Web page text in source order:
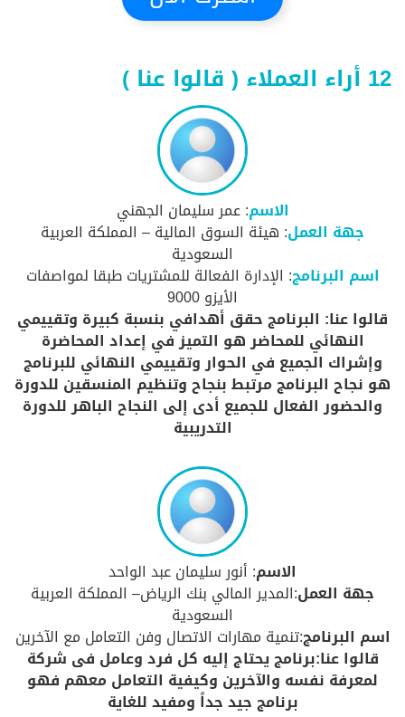
12 أراء العملاء ( قالوا عنا )
الاسم: عمر سليمان الجهني
جهة العمل: هيئة السوق المالية – المملكة العربية
السعودية
اسم البرنامج: الإدارة الفعالة للمشتريات طبقا لمواصفات
الأيزو 9000
قالوا عنا: البرنامج حقق أهدافي بنسبة كبيرة وتقييمي
النهائي للمحاضر هو التميز في إعداد المحاضرة
وإشراك الجميع في الحوار وتقييمي النهائي للبرنامج
هو نجاح البرنامج مرتبط بنجاح وتنظيم المنسقين للدورة
والحضور الفعال للجميع أدى إلى النجاح الباهر للدورة
التدريبية
الاسم: أنور سليمان عبد الواحد
جهة العمل:المدير المالي بنك الرياض– المملكة العربية
السعودية
اسم البرنامج:تنمية مهارات الاتصال وفن التعامل مع الآخرين
قالوا عنا:برنامج يحتاج إليه كل فرد وعامل فى شركة
لمعرفة نفسه والآخرين وكيفية التعامل معهم فهو
برنامج جيد جداً ومفيد للغاية